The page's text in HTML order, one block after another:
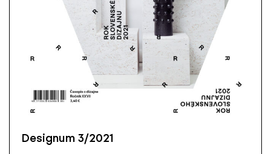
Designum 3/2021